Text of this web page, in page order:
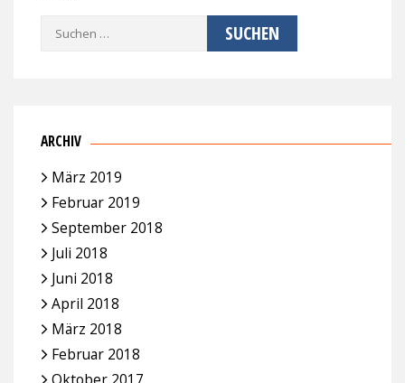
Suchen
ARCHIV
März 2019
Februar 2019
September 2018
Juli 2018
Juni 2018
April 2018
März 2018
Februar 2018
Oktober 2017